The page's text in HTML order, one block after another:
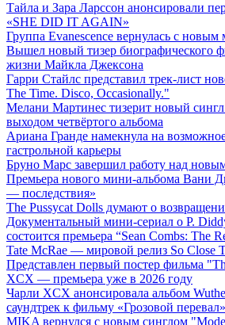
Тайла и Зара Ларссон анонсировали
«SHE DID IT AGAIN»
Группа Evanescence вернулась с новым
Вышел новый тизер биографического
жизни Майкла Джексона
Гарри Стайлс представил трек-лист
The Time. Disco, Occasionally."
Мелани Мартинес тизерит новый сингл
выходом четвёртого альбома
Ариана Гранде намекнула на
гастрольной карьеры
Бруно Марс завершил работу над
Премьера нового мини-альбома Вани
— последствия»
The Pussycat Dolls думают о
Документальный мини-сериал о P.
состоится премьера “Sean Combs: The
Tate McRae — мировой релиз So Close
Представлен первый постер фильма
XCX — премьера уже в 2026 году
Чарли XCX анонсировала альбом
саундтрек к фильму «Грозовой перевал»
MIKA вернулся с новым синглом